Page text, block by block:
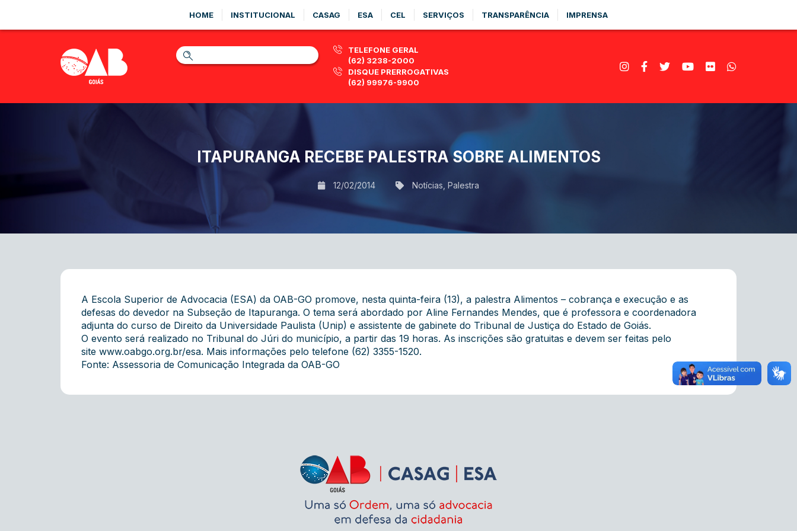
HOME INSTITUCIONAL CASAG ESA CEL SERVIÇOS TRANSPARÊNCIA IMPRENSA
TELEFONE GERAL
(62) 3238-2000
DISQUE PRERROGATIVAS
(62) 99976-9900
ITAPURANGA RECEBE PALESTRA SOBRE ALIMENTOS
12/02/2014 Notícias Palestra
A Escola Superior de Advocacia (ESA) da OAB-GO promove, nesta quinta-feira (13), a palestra Alimentos – cobrança e execução e as
defesas do devedor na Subseção de Itapuranga. O tema será abordado por Aline Fernandes Mendes, que é professora e coordenadora
adjunta do curso de Direito da Universidade Paulista (Unip) e assistente de gabinete do Tribunal de Justiça do Estado de Goiás.
O evento será realizado no Tribunal do Júri do município, a partir das 19 horas. As inscrições são gratuitas e devem ser feitas pelo
site www.oabgo.org.br/esa. Mais informações pelo telefone (62) 3355-1520.
Fonte: Assessoria de Comunicação Integrada da OAB-GO